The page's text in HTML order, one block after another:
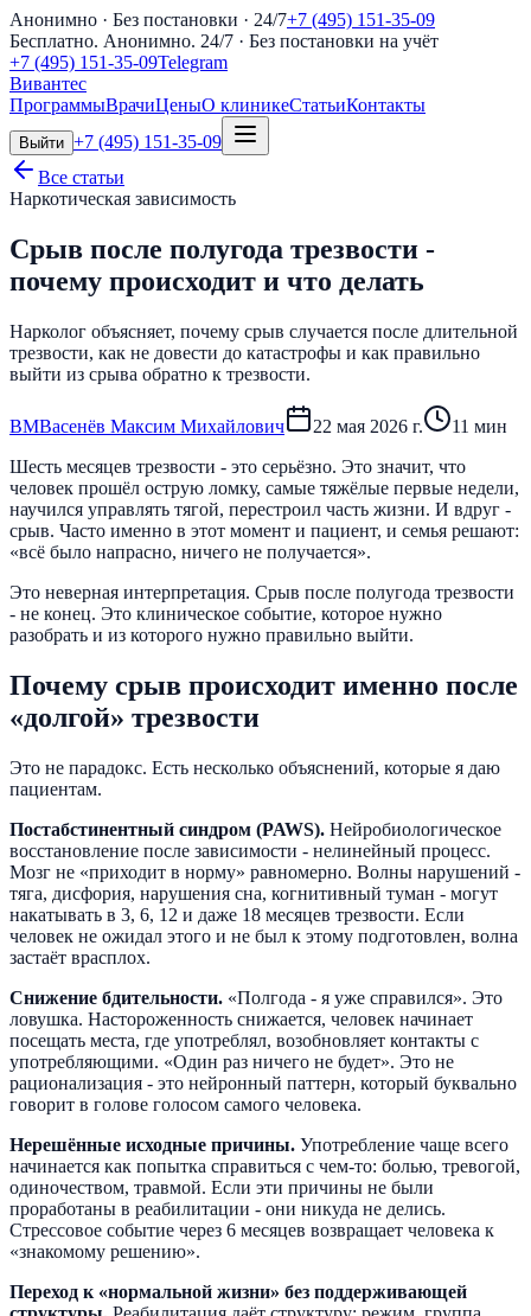
Анонимно · Без постановки · 24/7+7 (495) 151-35-09
Бесплатно. Анонимно. 24/7 · Без постановки на учёт
+7 (495) 151-35-09Telegram
Вивантес
ПрограммыВрачиЦеныО клиникеСтатьиКонтакты
Выйти +7 (495) 151-35-09
Все статьи
Наркотическая зависимость
Срыв после полугода трезвости -
почему происходит и что делать
Нарколог объясняет, почему срыв случается после длительной
трезвости, как не довести до катастрофы и как правильно
выйти из срыва обратно к трезвости.
ВМВасенёв Максим Михайлович 22 мая 2026 г. 11 мин
Шесть месяцев трезвости - это серьёзно. Это значит, что
человек прошёл острую ломку, самые тяжёлые первые недели,
научился управлять тягой, перестроил часть жизни. И вдруг -
срыв. Часто именно в этот момент и пациент, и семья решают:
«всё было напрасно, ничего не получается».
Это неверная интерпретация. Срыв после полугода трезвости
- не конец. Это клиническое событие, которое нужно
разобрать и из которого нужно правильно выйти.
Почему срыв происходит именно после
«долгой» трезвости
Это не парадокс. Есть несколько объяснений, которые я даю
пациентам.
Постабстинентный синдром (PAWS). Нейробиологическое
восстановление после зависимости - нелинейный процесс.
Мозг не «приходит в норму» равномерно. Волны нарушений -
тяга, дисфория, нарушения сна, когнитивный туман - могут
накатывать в 3, 6, 12 и даже 18 месяцев трезвости. Если
человек не ожидал этого и не был к этому подготовлен, волна
застаёт врасплох.
Снижение бдительности. «Полгода - я уже справился». Это
ловушка. Настороженность снижается, человек начинает
посещать места, где употреблял, возобновляет контакты с
употребляющими. «Один раз ничего не будет». Это не
рационализация - это нейронный паттерн, который буквально
говорит в голове голосом самого человека.
Нерешённые исходные причины. Употребление чаще всего
начинается как попытка справиться с чем-то: болью, тревогой,
одиночеством, травмой. Если эти причины не были
проработаны в реабилитации - они никуда не делись.
Стрессовое событие через 6 месяцев возвращает человека к
«знакомому решению».
Переход к «нормальной жизни» без поддерживающей